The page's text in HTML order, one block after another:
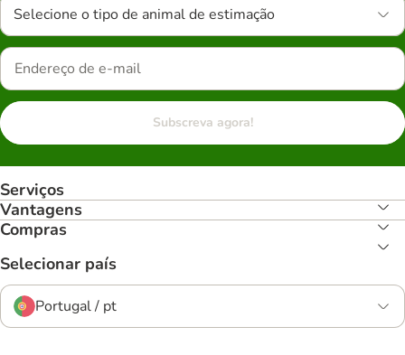
Selecione o tipo de animal de estimação
Subscreva agora!
Serviços
Vantagens
Compras
Selecionar país
Portugal / pt